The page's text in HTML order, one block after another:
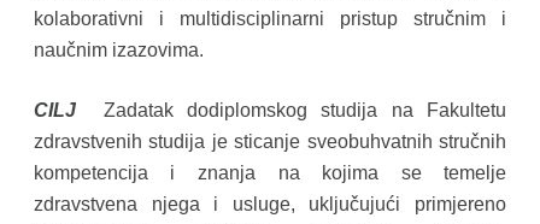
kolaborativni i multidisciplinarni pristup stručnim i
naučnim izazovima.
CILJZadatak dodiplomskog studija na Fakultetu
zdravstvenih studija je sticanje sveobuhvatnih stručnih
kompetencija i znanja na kojima se temelje
zdravstvena njega i usluge, uključujući primjereno